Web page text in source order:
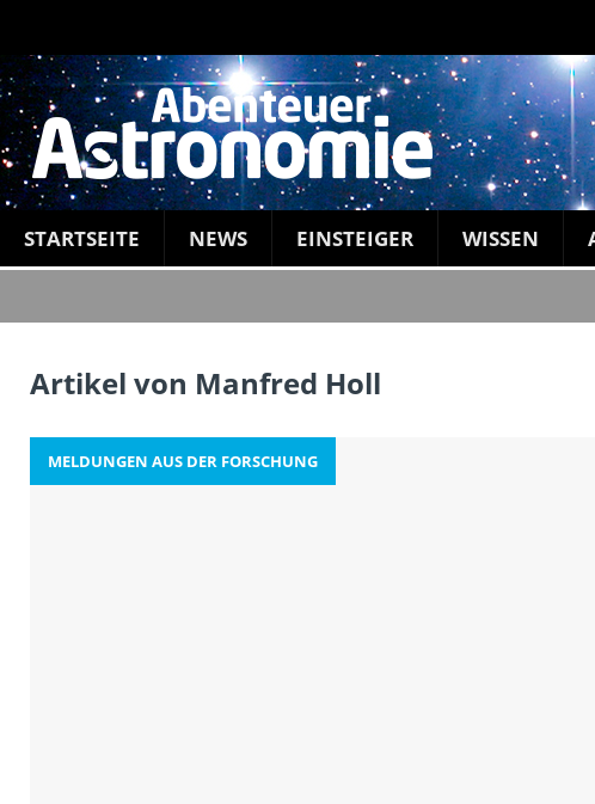
STARTSEITE NEWS EINSTEIGER WISSEN
Artikel von Manfred Holl
MELDUNGEN AUS DER FORSCHUNG